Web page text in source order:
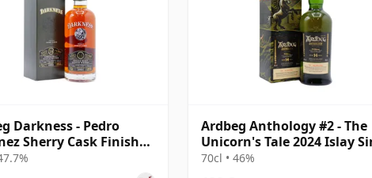
Darkness - Pedro
Sherry Cask Finish
años
Ardbeg Anthology #2 - The
Unicorn's Tale 2024 Islay
14 años
70cl • 46%